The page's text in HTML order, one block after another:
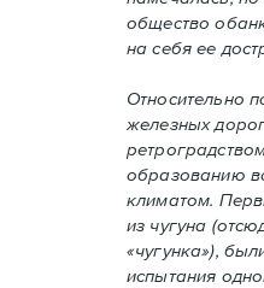
общество
на себя ее
Относительно
железных
образованию
климатом.
из чугуна
«чугунка»),
испытания